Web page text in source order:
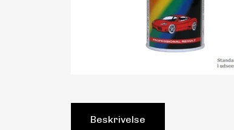
Beskrivelse